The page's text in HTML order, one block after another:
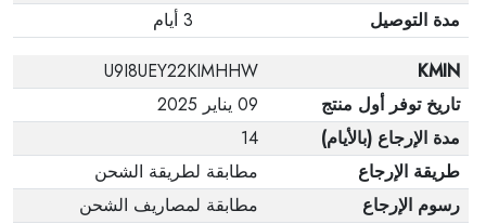
مدة التوصيل
3 أيام
KMIN
U9I8UEY22KIMHHW
تاريخ توفر أول منتج
09 يناير 2025
مدة الإرجاع (بالأيام)
14
طريقة الإرجاع
مطابقة لطريقة الشحن
رسوم الإرجاع
مطابقة لمصاريف الشحن